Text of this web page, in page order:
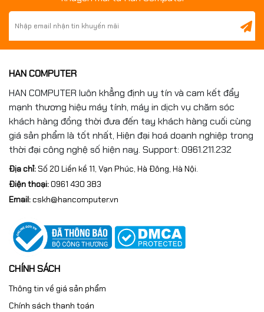
HAN COMPUTER
HAN COMPUTER luôn khẳng định uy tín và cam kết đẩy
mạnh thương hiệu máy tính, máy in dịch vụ chăm sóc
khách hàng đồng thời đưa đến tay khách hàng cuối cùng
giá sản phẩm là tốt nhất, Hiện đại hoá doanh nghiệp trong
thời đại công nghệ số hiện nay. Support: 0961.211.232
Địa chỉ:Số 20 Liền kề 11, Vạn Phúc, Hà Đông, Hà Nội.
Điện thoại:0961 430 383
Email:cskh@hancomputer.vn
CHÍNH SÁCH
Thông tin về giá sản phẩm
Chính sách thanh toán